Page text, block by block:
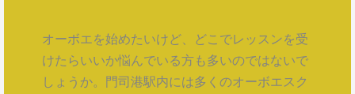
オーボエを始めたいけど、どこでレッスンを受
けたらいいか悩んでいる方も多いのではないで
しょうか。門司港駅内には多くのオーボエスク